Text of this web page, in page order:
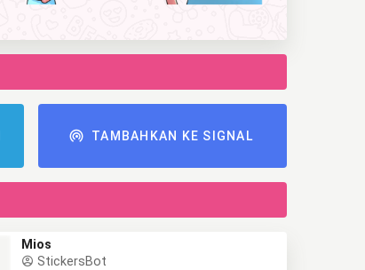
TAMBAHKAN KE SIGNAL
Mios
StickersBot